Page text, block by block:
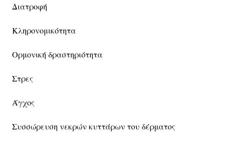
Διατροφή
Κληρονομικότητα
Ορμονική δραστηριότητα
Στρες
Άγχος
Συσσώρευση νεκρών κυττάρων του δέρματος